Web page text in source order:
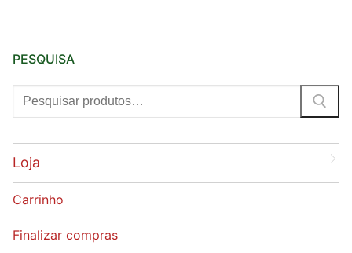
PESQUISA
Pesquisar
Loja
Carrinho
Finalizar compras